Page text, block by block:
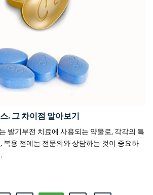
, 그 차이점 알아보기
발기부전 치료에 사용되는 약물로, 각각의 특
복용 전에는 전문의와 상담하는 것이 중요하